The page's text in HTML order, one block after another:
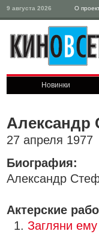
9 августа 2026 О
Новинки
Александр
27 апреля 1977
Биография:
Александр
Актерские
1. Загляни